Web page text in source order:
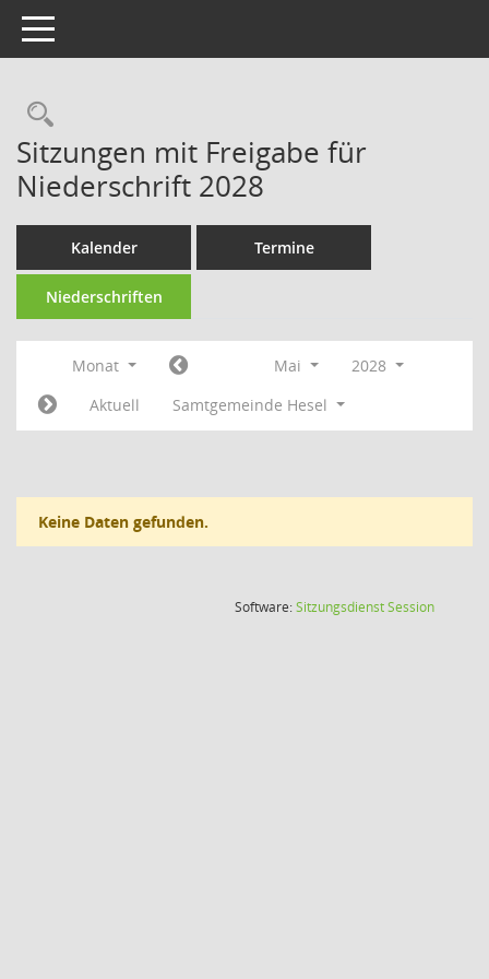
Toggle navigation
Rechercheauswahl
Sitzungen mit Freigabe für
Niederschrift 2028
Kalender Termine
Niederschriften
Monat Mai
2028
Aktuell
Samtgemeinde Hesel
Keine Daten gefunden.
Software:SitzungsdienstSession(Wird in